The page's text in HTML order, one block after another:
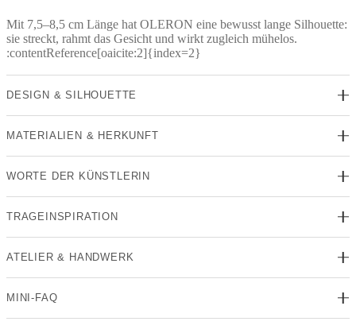
Mit 7,5–8,5 cm Länge hat OLERON eine bewusst lange Silhouette:
sie streckt, rahmt das Gesicht und wirkt zugleich mühelos.
:contentReference[oaicite:2]{index=2}
DESIGN & SILHOUETTE
MATERIALIEN & HERKUNFT
WORTE DER KÜNSTLERIN
TRAGEINSPIRATION
ATELIER & HANDWERK
MINI-FAQ